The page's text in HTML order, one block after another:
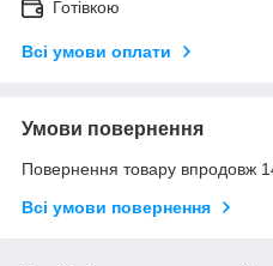
Готівкою
Всі умови оплати
Умови повернення
Повернення товару впродовж
Всі умови повернення